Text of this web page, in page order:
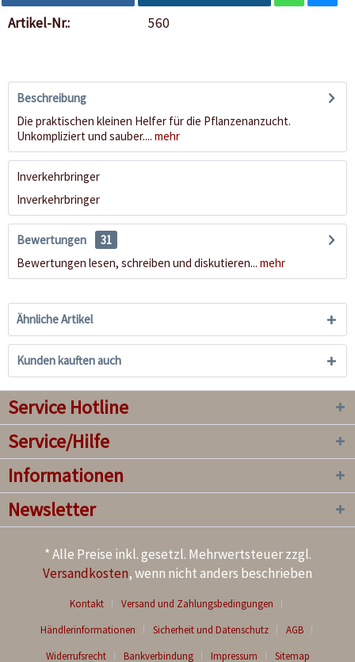
Artikel-Nr.: 560
Beschreibung
Die praktischen kleinen Helfer für die Pflanzenanzucht.
Unkompliziert und sauber.... mehr
Inverkehrbringer
Inverkehrbringer
Bewertungen
31
Bewertungen lesen, schreiben und diskutieren... mehr
Ähnliche Artikel
Kunden kauften auch
Service Hotline
Service/Hilfe
Informationen
Newsletter
* Alle Preise inkl. gesetzl. Mehrwertsteuer zzgl.
Versandkosten, wenn nicht anders beschrieben
Kontakt
Versand und Zahlungsbedingungen
Händlerinformationen
Sicherheit und Datenschutz
AGB
Widerrufsrecht
Bankverbindung Impressum Sitemap